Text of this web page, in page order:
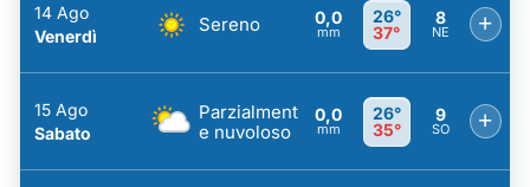
14 Ago
Venerdì
Sereno 0,0
mm
26°
37°
8
NE +
15 Ago
Sabato
Parzialment
e nuvoloso
0,0
mm
26°
35°
9
SO +